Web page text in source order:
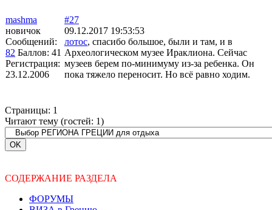
mashma
новичок
Сообщений:
82 Баллов: 41
Регистрация:
23.12.2006
#27
09.12.2017 19:53:53
лотос, спасибо большое, были и там, и в
Археологическом музее Ираклиона. Сейчас
музеев берем по-минимуму из-за ребенка. Он
пока тяжело переносит. Но всё равно ходим.
Страницы: 1
Читают тему (гостей: 1)
СОДЕРЖАНИЕ РАЗДЕЛА
ФОРУМЫ